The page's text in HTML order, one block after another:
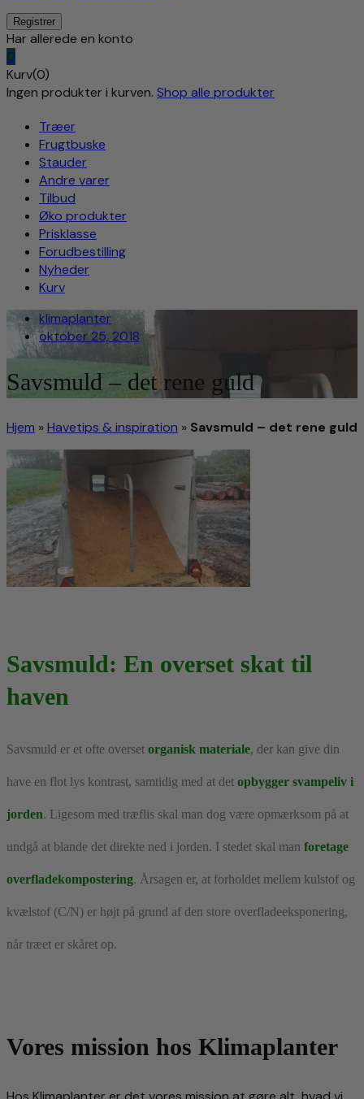
Har allerede en konto
0
Kurv(0)
Ingen produkter i kurven. Shop alle produkter
Træer
Frugtbuske
Stauder
Andre varer
Tilbud
Øko produkter
Prisklasse
Forudbestilling
Nyheder
Kurv
klimaplanter
oktober 25, 2018
Savsmuld – det rene guld
Hjem »Havetips & inspiration » Savsmuld – det rene guld
Savsmuld: En overset skat til
haven
Savsmuld er et ofte overset organisk materiale, der kan give din
have en flot lys kontrast, samtidig med at det opbygger svampeliv i
jorden. Ligesom med træflis skal man dog være opmærksom på at
undgå at blande det direkte ned i jorden. I stedet skal man foretage
overfladekompostering. Årsagen er, at forholdet mellem kulstof og
kvælstof (C/N) er højt på grund af den store overfladeeksponering,
når træet er skåret op.
Vores mission hos Klimaplanter